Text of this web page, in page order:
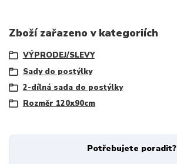
Zboží zařazeno v kategoriích
VÝPRODEJ/SLEVY
Sady do postýlky
2-dílná sada do postýlky
Rozměr 120x90cm
Potřebujete poradit?